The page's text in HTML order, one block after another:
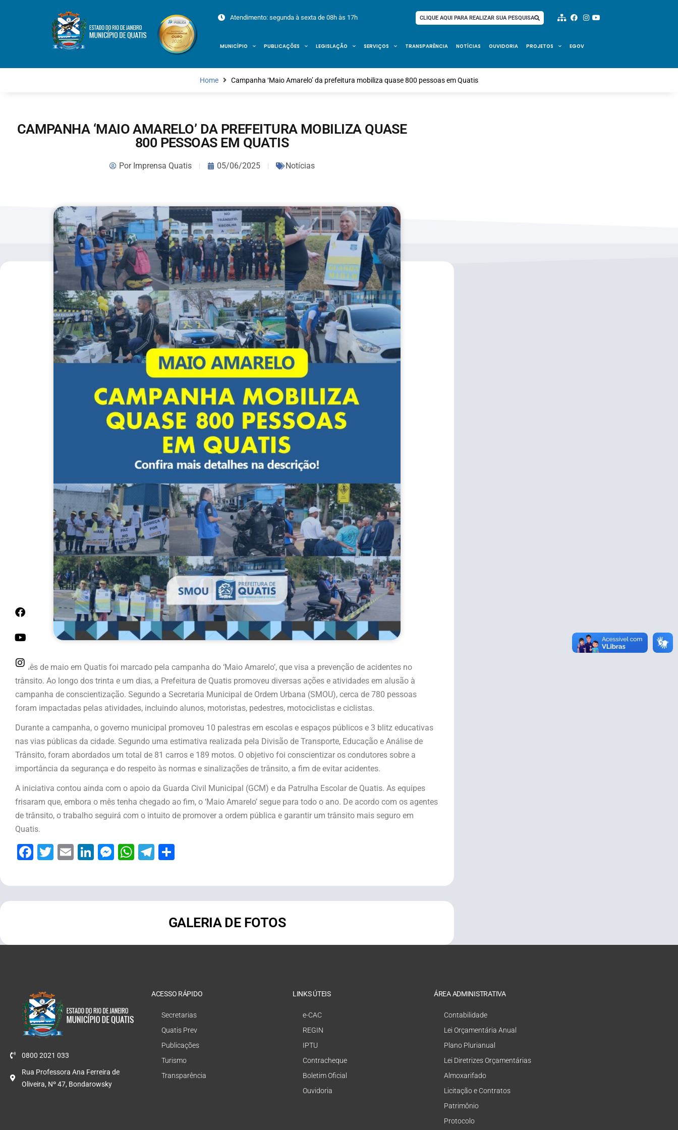
Atendimento: segunda à sexta de 08h às 17h CLIQUE AQUI PARA REALIZAR SUA PESQUISA
MUNICÍPIO PUBLICAÇÕES LEGISLAÇÃO SERVIÇOS TRANSPARÊNCIA NOTÍCIAS OUVIDORIA PROJETOS EGOV
Home Campanha ‘Maio Amarelo’ da prefeitura mobiliza quase 800 pessoas em Quatis
CAMPANHA ‘MAIO AMARELO’ DA PREFEITURA MOBILIZA QUASE
800 PESSOAS EM QUATIS
PorImprensa Quatis 05/06/2025 Notícias
O mês de maio em Quatis foi marcado pela campanha do ‘Maio Amarelo’, que visa a prevenção de acidentes no
trânsito. Ao longo dos trinta e um dias, a Prefeitura de Quatis promoveu diversas ações e atividades em alusão à
campanha de conscientização. Segundo a Secretaria Municipal de Ordem Urbana (SMOU), cerca de 780 pessoas
foram impactadas pelas atividades, incluindo alunos, motoristas, pedestres, motociclistas e ciclistas.
Durante a campanha, o governo municipal promoveu 10 palestras em escolas e espaços públicos e 3 blitz educativas
nas vias públicas da cidade. Segundo uma estimativa realizada pela Divisão de Transporte, Educação e Análise de
Trânsito, foram abordados um total de 81 carros e 189 motos. O objetivo foi conscientizar os condutores sobre a
importância da segurança e do respeito às normas e sinalizações de trânsito, a fim de evitar acidentes.
A iniciativa contou ainda com o apoio da Guarda Civil Municipal (GCM) e da Patrulha Escolar de Quatis. As equipes
frisaram que, embora o mês tenha chegado ao fim, o ‘Maio Amarelo’ segue para todo o ano. De acordo com os agentes
de trânsito, o trabalho seguirá com o intuito de promover a ordem pública e garantir um trânsito mais seguro em
Quatis.
Facebook
Twitter
EmailLinkedIn
Messenger
WhatsApp
Telegram
GALERIA DE FOTOS
0800 2021 033
Rua Professora Ana Ferreira de
Oliveira, Nº 47, Bondarowsky
ACESSO RÁPIDO
Secretarias
Quatis Prev
Publicações
Turismo
Transparência
LINKS ÚTEIS
e-CAC
REGIN
IPTU
Contracheque
Boletim Oficial
Ouvidoria
ÁREA ADMINISTRATIVA
Contabilidade
Lei Orçamentária Anual
Plano Plurianual
Lei Diretrizes Orçamentárias
Almoxarifado
Licitação e Contratos
Patrimônio
Protocolo